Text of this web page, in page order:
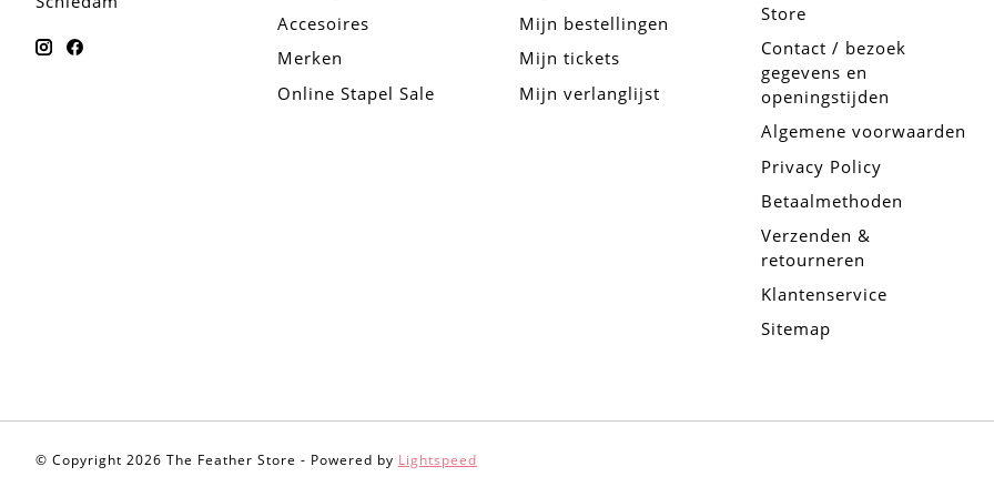
Accesoires
Merken
Online Stapel Sale
Mijn bestellingen
Mijn tickets
Mijn verlanglijst
Store
Contact / bezoek
gegevens en
openingstijden
Algemene voorwaarden
Privacy Policy
Betaalmethoden
Verzenden &
retourneren
Klantenservice
Sitemap
© Copyright 2026 The Feather Store - Powered by Lightspeed